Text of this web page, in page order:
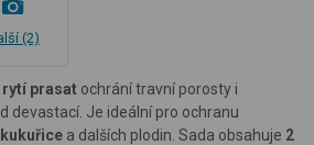
(2)
prasat ochrání travní porosty i
devastací. Je ideální pro ochranu
kukuřice a dalších plodin. Sada obsahuje 2